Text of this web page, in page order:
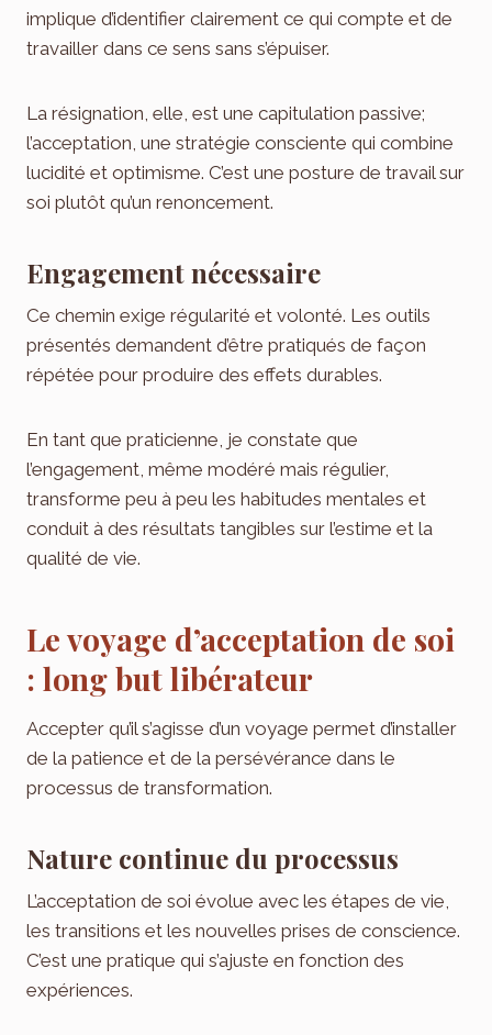
implique d’identifier clairement ce qui compte et de
travailler dans ce sens sans s’épuiser.
La résignation, elle, est une capitulation passive;
l’acceptation, une stratégie consciente qui combine
lucidité et optimisme. C’est une posture de travail sur
soi plutôt qu’un renoncement.
Engagement nécessaire
Ce chemin exige régularité et volonté. Les outils
présentés demandent d’être pratiqués de façon
répétée pour produire des effets durables.
En tant que praticienne, je constate que
l’engagement, même modéré mais régulier,
transforme peu à peu les habitudes mentales et
conduit à des résultats tangibles sur l’estime et la
qualité de vie.
Le voyage d’acceptation de soi
: long but libérateur
Accepter qu’il s’agisse d’un voyage permet d’installer
de la patience et de la persévérance dans le
processus de transformation.
Nature continue du processus
L’acceptation de soi évolue avec les étapes de vie,
les transitions et les nouvelles prises de conscience.
C’est une pratique qui s’ajuste en fonction des
expériences.